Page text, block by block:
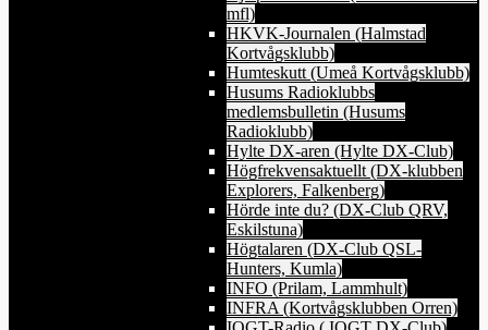
mfl)
HKVK-Journalen (Halmstad
Kortvågsklubb)
Humteskutt (Umeå Kortvågsklubb)
Husums Radioklubbs
medlemsbulletin (Husums
Radioklubb)
Hylte DX-aren (Hylte DX-Club)
Högfrekvensaktuellt (DX-klubben
Explorers, Falkenberg)
Hörde inte du? (DX-Club QRV,
Eskilstuna)
Högtalaren (DX-Club QSL-
Hunters, Kumla)
INFO (Prilam, Lammhult)
INFRA (Kortvågsklubben Orren)